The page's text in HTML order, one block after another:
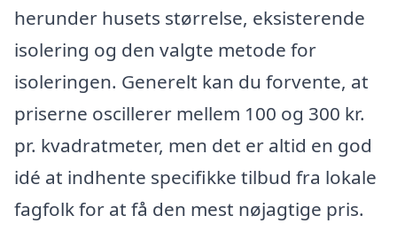
herunder husets størrelse, eksisterende
isolering og den valgte metode for
isoleringen. Generelt kan du forvente, at
priserne oscillerer mellem 100 og 300 kr.
pr. kvadratmeter, men det er altid en god
idé at indhente specifikke tilbud fra lokale
fagfolk for at få den mest nøjagtige pris.